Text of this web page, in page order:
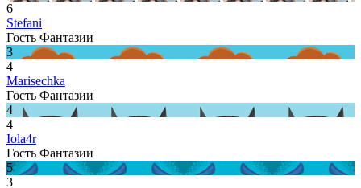
6
Stefani
Гость Фантазии
3
4
Marisechka
Гость Фантазии
4
4
Iola4r
Гость Фантазии
5
3